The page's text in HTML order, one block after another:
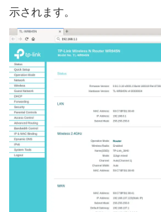
示されます。